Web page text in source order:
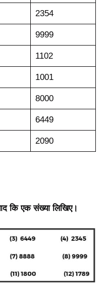
2354
9999
1102
1001
8000
6449
2090
कि एक संख्या लिखिए।